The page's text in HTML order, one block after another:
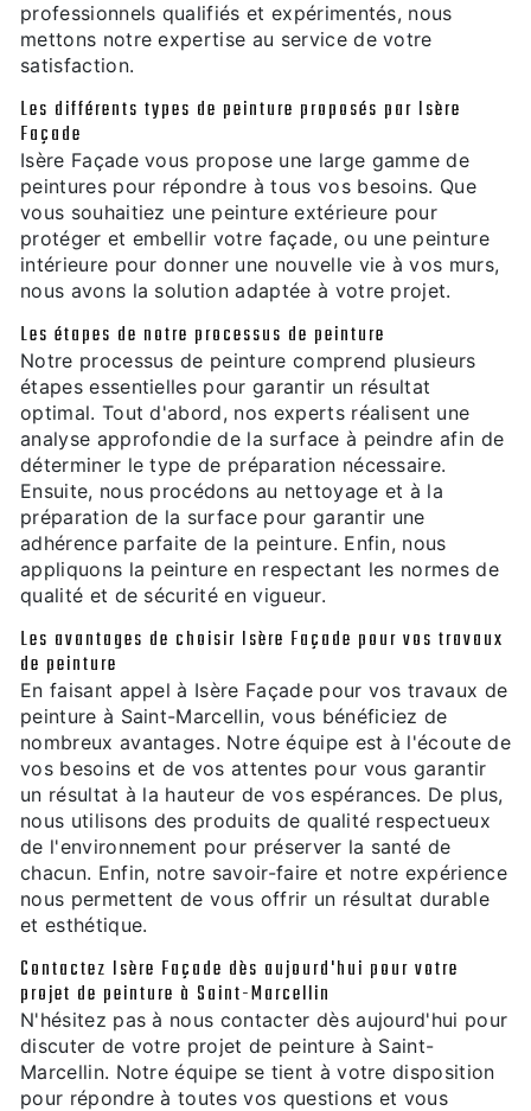
professionnels qualifiés et expérimentés, nous
mettons notre expertise au service de votre
satisfaction.
Les différents types de peinture proposés par Isère
Façade
Isère Façade vous propose une large gamme de
peintures pour répondre à tous vos besoins. Que
vous souhaitiez une peinture extérieure pour
protéger et embellir votre façade, ou une peinture
intérieure pour donner une nouvelle vie à vos murs,
nous avons la solution adaptée à votre projet.
Les étapes de notre processus de peinture
Notre processus de peinture comprend plusieurs
étapes essentielles pour garantir un résultat
optimal. Tout d'abord, nos experts réalisent une
analyse approfondie de la surface à peindre afin de
déterminer le type de préparation nécessaire.
Ensuite, nous procédons au nettoyage et à la
préparation de la surface pour garantir une
adhérence parfaite de la peinture. Enfin, nous
appliquons la peinture en respectant les normes de
qualité et de sécurité en vigueur.
Les avantages de choisir Isère Façade pour vos travaux
de peinture
En faisant appel à Isère Façade pour vos travaux de
peinture à Saint-Marcellin, vous bénéficiez de
nombreux avantages. Notre équipe est à l'écoute de
vos besoins et de vos attentes pour vous garantir
un résultat à la hauteur de vos espérances. De plus,
nous utilisons des produits de qualité respectueux
de l'environnement pour préserver la santé de
chacun. Enfin, notre savoir-faire et notre expérience
nous permettent de vous offrir un résultat durable
et esthétique.
Contactez Isère Façade dès aujourd'hui pour votre
projet de peinture à Saint-Marcellin
N'hésitez pas à nous contacter dès aujourd'hui pour
discuter de votre projet de peinture à Saint-
Marcellin. Notre équipe se tient à votre disposition
pour répondre à toutes vos questions et vous